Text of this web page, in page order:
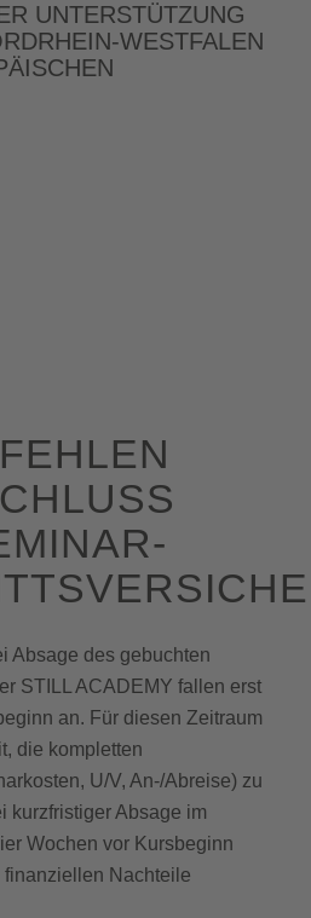
UNTERSTÜTZUNG
WESTFALEN
Absage des gebuchten
STILL ACADEMY fallen erst
an. Für diesen Zeitraum
die kompletten
U/V, An-/Abreise) zu
kurzfristiger Absage im
Wochen vor Kursbeginn
finanziellen Nachteile